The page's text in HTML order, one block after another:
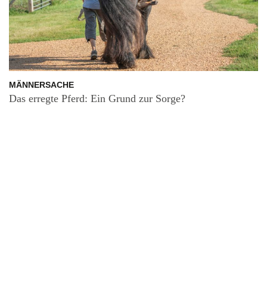
MÄNNERSACHE
Das erregte Pferd: Ein Grund zur Sorge?